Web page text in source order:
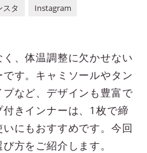
スタ Instagram
、体温調整に欠かせない
す。キャミソールやタン
など、デザインも豊富で
きインナーは、1枚で締
にもおすすめです。今回
方をご紹介します。